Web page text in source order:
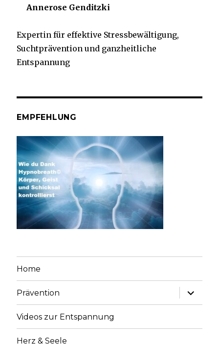
Annerose Genditzki
Expertin für effektive Stressbewältigung,
Suchtprävention und ganzheitliche
Entspannung
EMPFEHLUNG
Home
Prävention
Videos zur Entspannung
Herz & Seele